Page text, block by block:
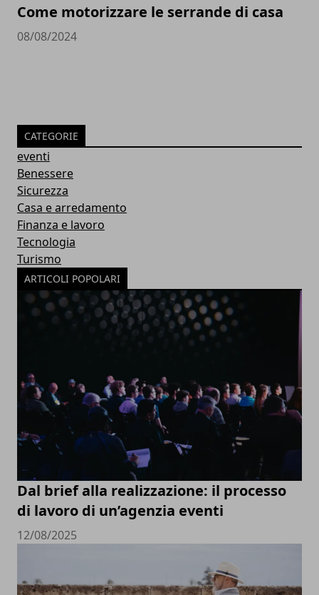
Come motorizzare le serrande di casa
08/08/2024
CATEGORIE
eventi
Benessere
Sicurezza
Casa e arredamento
Finanza e lavoro
Tecnologia
Turismo
ARTICOLI POPOLARI
Dal brief alla realizzazione: il processo
di lavoro di un’agenzia eventi
12/08/2025